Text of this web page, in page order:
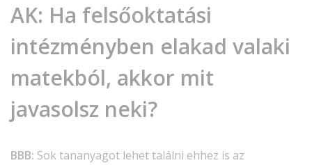
AK: Ha felsőoktatási
intézményben elakad valaki
matekból, akkor mit
javasolsz neki?
BBB: Sok tananyagot lehet találni ehhez is az